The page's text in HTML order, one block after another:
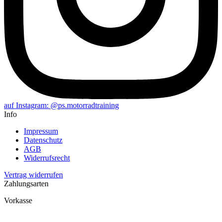
auf Instagram: @ps.motorradtraining
Info
Impressum
Datenschutz
AGB
Widerrufsrecht
Vertrag widerrufen
Zahlungsarten
Vorkasse